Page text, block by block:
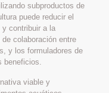
subproductos de
puede reducir el
y contribuir a la
colaboración entre
y los formuladores de
viable y